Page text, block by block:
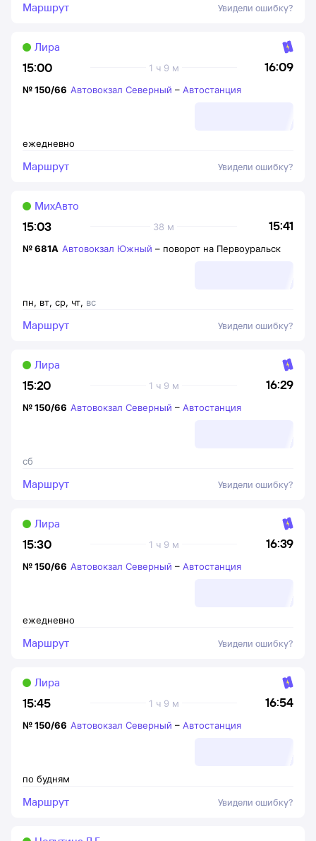
Маршрут Увидели ошибку?
15:00 16:09
1 ч 9 м
Лира
ежедневно
№150/66 Автовокзал Северный – Автостанция
Маршрут Увидели ошибку?
15:03 15:41
38 м
МихАвто
пн, вт, ср, чт, вс
№681А Автовокзал Южный – поворот на Первоуральск
Маршрут Увидели ошибку?
15:20 16:29
1 ч 9 м
Лира
сб
№150/66 Автовокзал Северный – Автостанция
Маршрут Увидели ошибку?
15:30 16:39
1 ч 9 м
Лира
ежедневно
№150/66 Автовокзал Северный – Автостанция
Маршрут Увидели ошибку?
15:45 16:54
1 ч 9 м
Лира
по будням
№150/66 Автовокзал Северный – Автостанция
Маршрут Увидели ошибку?